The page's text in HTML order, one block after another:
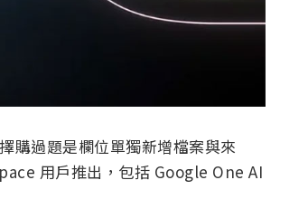
購過題是欄位單獨新增檔案與來
用戶推出，包括 Google One AI